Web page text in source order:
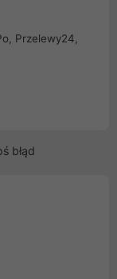
Przelewy24,
błąd